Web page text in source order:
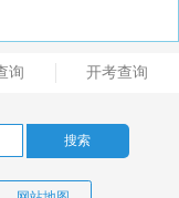
询 开考查询